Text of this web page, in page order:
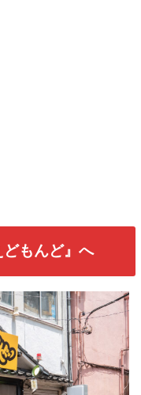
もんど』へ